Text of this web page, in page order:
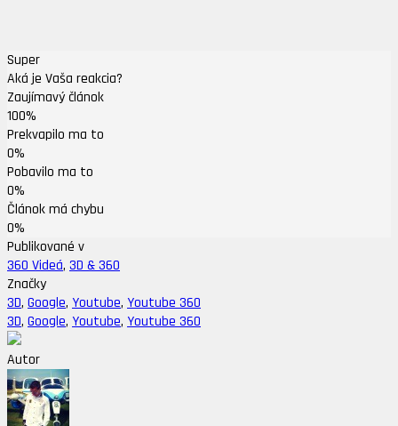
Super
Aká je Vaša reakcia?
Zaujímavý článok
100%
Prekvapilo ma to
0%
Pobavilo ma to
0%
Článok má chybu
0%
Publikované v
360 Videá, 3D & 360
Značky
3D, Google, Youtube, Youtube 360
3D, Google, Youtube, Youtube 360
Autor